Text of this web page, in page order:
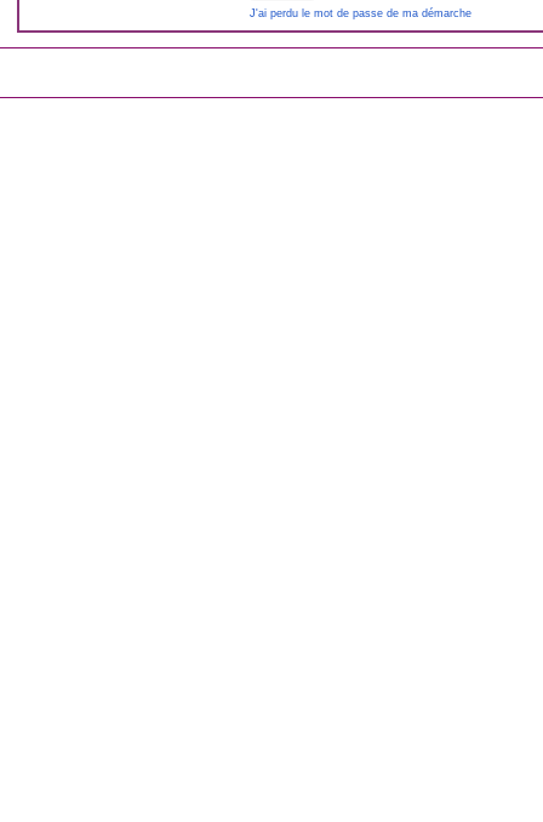
J'ai perdu le mot de passe de ma démarche